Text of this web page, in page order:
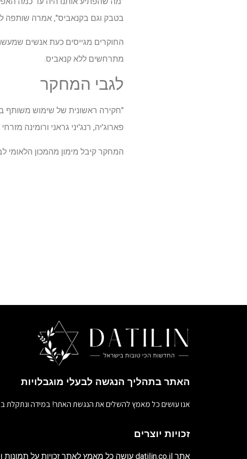
בטבק וגם בקנאביס", אמרה שותפה
החוקרים מגייסים כעת אנשים
מתרחשים ללא קנאביס.
לגבי המחקר
"חקירה ראשונית של שימוש משותף
פארוג'יה, רנג'יני גראני ורומינה
המחקר קיבל מימון מהמכון הלאומי
האתר בתהליך הנגשה לבעלי מוגבלויות
אנו עושים כל מאמץ להשלים את הנגשת האתר! במידה ונתקלת
זכויות יוצרים
אתר datilin.co.il עושה כל מאמץ לאתר זכויות על